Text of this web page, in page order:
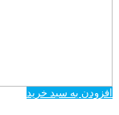
افزودن به سبد خرید